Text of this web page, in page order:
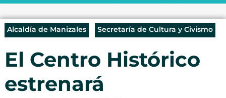
Alcaldía de Manizales Secretaría de Cultura y Civismo
El Centro Histórico
estrenará